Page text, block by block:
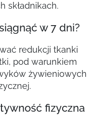
składnikach.
w 7 dni?
redukcji tkanki
pod warunkiem
żywieniowych
fizyczna